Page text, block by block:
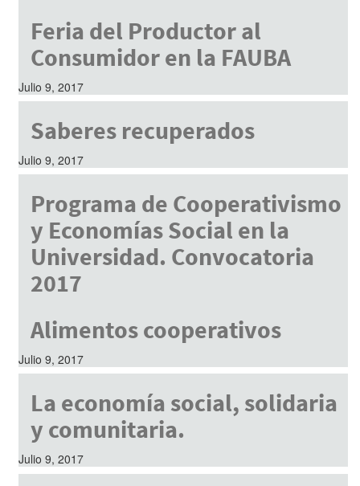
Feria del Productor al
Consumidor en la FAUBA
Julio 9, 2017
Saberes recuperados
Julio 9, 2017
Programa de Cooperativismo
y Economías Social en la
Universidad. Convocatoria
2017
Alimentos cooperativos
Julio 9, 2017
La economía social, solidaria
y comunitaria.
Julio 9, 2017